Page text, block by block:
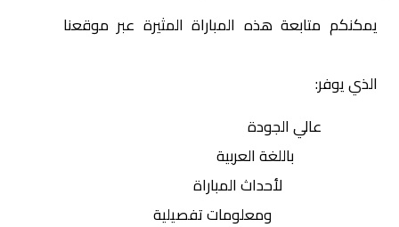
يمكنكم متابعة هذه المباراة المثيرة عبر موقعنا
الذي يوفر:
عالي الجودة
باللغة العربية
لأحداث المباراة
ومعلومات تفصيلية